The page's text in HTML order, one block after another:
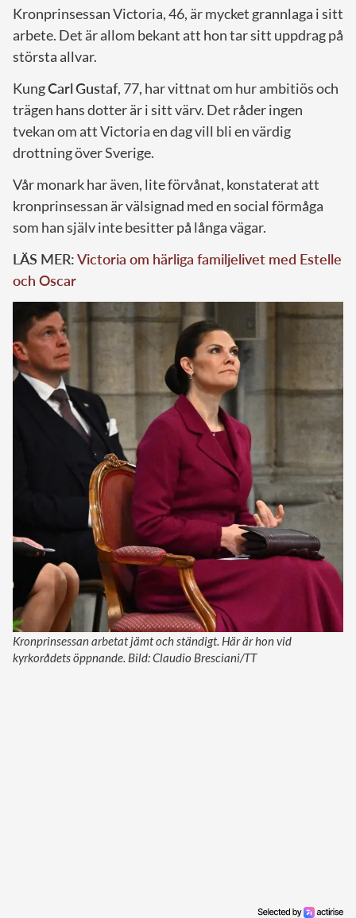
Kronprinsessan Victoria, 46, är mycket grannlaga i sitt
arbete. Det är allom bekant att hon tar sitt uppdrag på
största allvar.
KungCarlGustaf, 77, har vittnat om hur ambitiös och
trägen hans dotter är i sitt värv. Det råder ingen
tvekan om att Victoria en dag vill bli en värdig
drottning över Sverige.
Vår monark har även, lite förvånat, konstaterat att
kronprinsessan är välsignad med en social förmåga
som han själv inte besitter på långa vägar.
LÄS MER:Victoria om härliga familjelivet med Estelle
och Oscar
Kronprinsessan arbetat jämt och ständigt. Här är hon vid
kyrkorådets öppnande. Bild: Claudio Bresciani/TT